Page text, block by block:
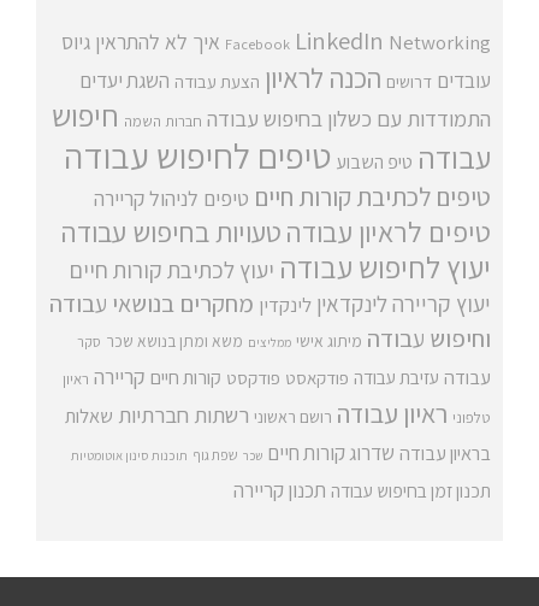
Facebook LinkedIn Networking איך לא להתראין גיוס
עובדים דרושים הכנה לראיון הצעת עבודה השגת יעדים
התמודדות עם כשלון בחיפוש עבודה חברות השמה חיפוש
עבודה טיפ השבוע טיפים לחיפוש עבודה
טיפים לכתיבת קורות חיים טיפים לניהול קריירה
טיפים לראיון עבודהטעויות בחיפוש עבודה
יעוץ לחיפוש עבודה יעוץ לכתיבת קורות חיים
יעוץ קריירה לינקדאין לינקדין מחקרים בנושאי עבודה
וחיפוש עבודה מיתוג אישי ממליצים משא ומתן בנושא שכר סקר
עבודה עזיבת עבודה פודקאסט פודקסט קורות חיים קריירה ראיון
טלפוני ראיון עבודה רושם ראשוני רשתות חברתיות שאלות
בראיון עבודה שדרוג קורות חיים שכר שפת גוף תוכנות סינון אוטומטיות
תכנון זמן בחיפוש עבודה תכנון קריירה